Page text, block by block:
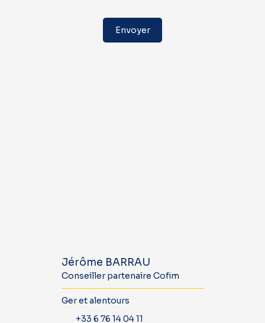
Envoyer
Jérôme BARRAU
Conseiller partenaire Cofim
Ger et alentours
+33 6 76 14 04 11